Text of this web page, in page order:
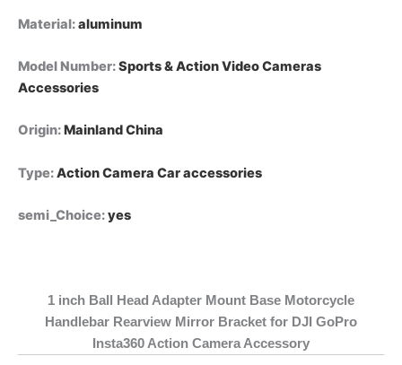
مرآة
الخلفية
لكاميرا
الحركة
GoPro
quantity
Material:aluminum
Model Number:Sports & Action Video Cameras
Accessories
Origin: Mainland China
Type:Action Camera Car accessories
semi_Choice:yes
1 inch Ball Head Adapter Mount Base Motorcycle
Handlebar Rearview Mirror Bracket for DJI GoPro
Insta360 Action Camera Accessory